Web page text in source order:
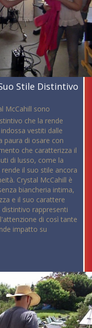
Stile Distintivo
McCahill sono
che la rende
vestiti dalle
paura di osare con
che caratterizza il
di lusso, come la
il suo stile ancora
Crystal McCahill è
biancheria intima,
e il suo carattere
rappresenti
di così tante
impatto su